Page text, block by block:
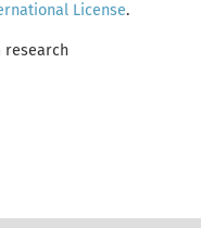
License.
research